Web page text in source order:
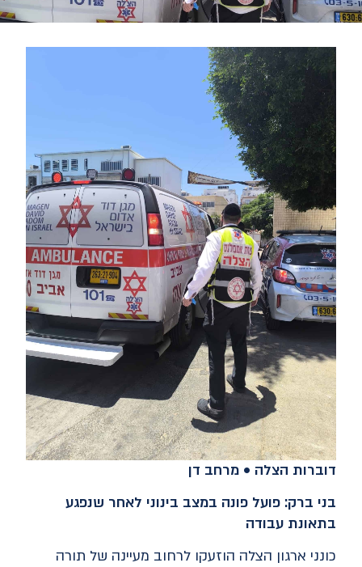
דוברות הצלה • מרחב דן
בני ברק: פועל פונה במצב בינוני לאחר שנפגע
בתאונת עבודה
כונני ארגון הצלה הוזעקו לרחוב מעיינה של תורה